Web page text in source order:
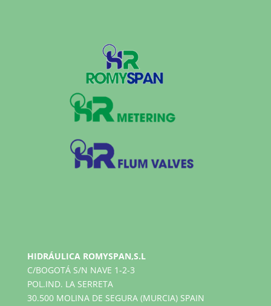
HIDRÁULICA ROMYSPAN,S.L
C/BOGOTÁ S/N NAVE 1-2-3
POL.IND. LA SERRETA
30.500 MOLINA DE SEGURA (MURCIA) SPAIN